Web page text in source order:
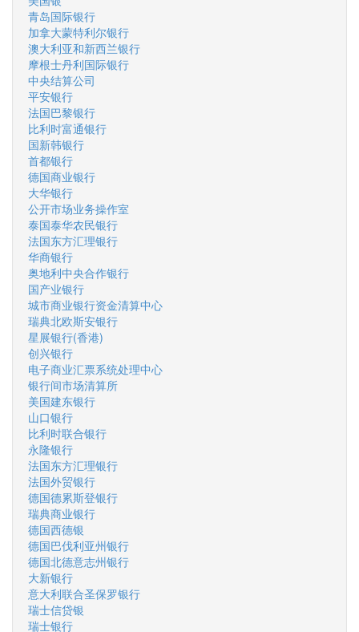
青岛国际银行
加拿大蒙特利尔银行
澳大利亚和新西兰银行
摩根士丹利国际银行
中央结算公司
平安银行
法国巴黎银行
比利时富通银行
国新韩银行
首都银行
德国商业银行
大华银行
公开市场业务操作室
泰国泰华农民银行
法国东方汇理银行
华商银行
奥地利中央合作银行
国产业银行
城市商业银行资金清算中心
瑞典北欧斯安银行
星展银行(香港)
创兴银行
电子商业汇票系统处理中心
银行间市场清算所
美国建东银行
山口银行
比利时联合银行
永隆银行
法国东方汇理银行
法国外贸银行
德国德累斯登银行
瑞典商业银行
德国西德银
德国巴伐利亚州银行
德国北德意志州银行
大新银行
意大利联合圣保罗银行
瑞士信贷银
瑞士银行